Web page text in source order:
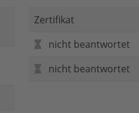
Zertifikat
nicht beantwortet
nicht beantwortet